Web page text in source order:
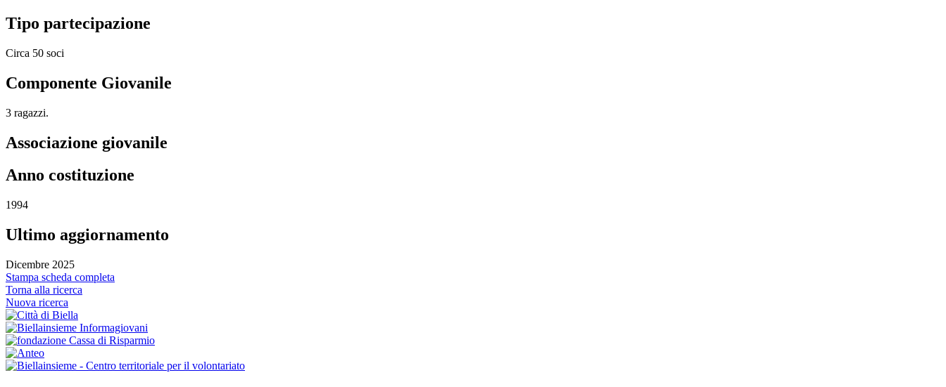
Tipo partecipazione
Circa 50 soci
Componente Giovanile
3 ragazzi.
Associazione giovanile
Anno costituzione
1994
Ultimo aggiornamento
Dicembre 2025
Stampa scheda completa
Torna alla ricerca
Nuova ricerca